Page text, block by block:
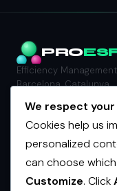
PRO
Efficiency
Barcelona, Catalunya.
EMPRESA
Nosaltres
Projectes
We respect
Cookies help us
personalized
can choose
Customize. Click